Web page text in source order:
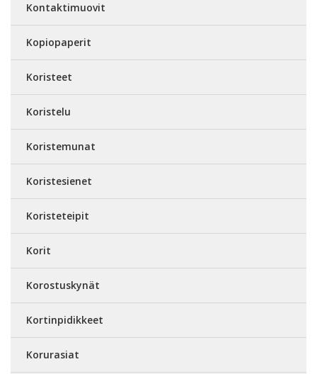
Kontaktimuovit
Kopiopaperit
Koristeet
Koristelu
Koristemunat
Koristesienet
Koristeteipit
Korit
Korostuskynät
Kortinpidikkeet
Korurasiat